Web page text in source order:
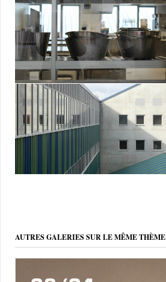
AUTRES GALERIES SUR LE MÊME THÈME